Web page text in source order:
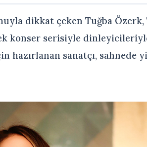
dikkat çeken Tuğba Özerk,
konser serisiyle
hazırlanan sanatçı, sahnede